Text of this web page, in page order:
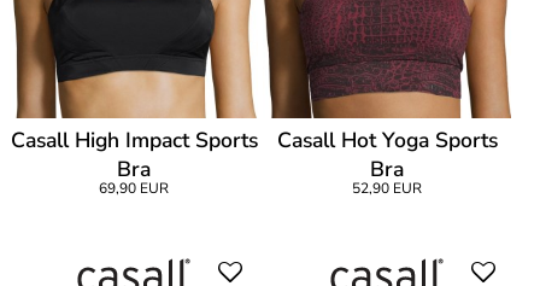
Casall High Impact Sports
Bra
69,90 EUR
Casall Hot Yoga Sports
Bra
52,90 EUR